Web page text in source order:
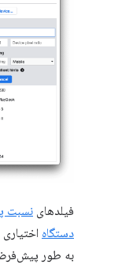
فیلدهای نسبت
دستگاه
به طور